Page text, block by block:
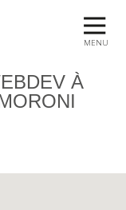
MENU
À